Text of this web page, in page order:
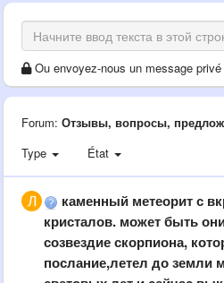
Ou envoyez-nous un message privé
Forum: Отзывы, вопросы,
Type
État
каменный метеорит с
кристалов. может быть
созвездие скорпиона,
послание,летел до земли